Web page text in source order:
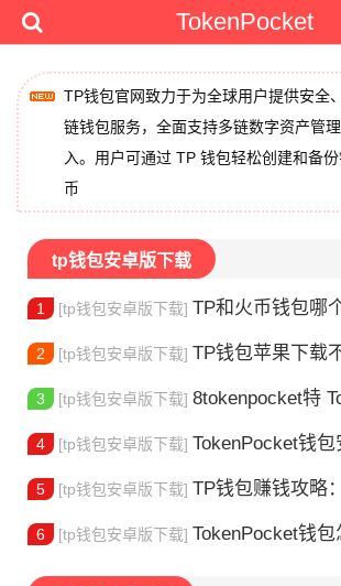
TokenPocket
TP钱包官网致力于为全球用户提供安全
链钱包服务，全面支持多链数字资产管
入。用户可通过 TP 钱包轻松创建和备
币
tp钱包安卓版下载
1 [tp钱包安卓版下载] TP和火币钱包哪个好用？
2 [tp钱包安卓版下载] TP钱包苹果下载不了？
3 [tp钱包安卓版下载] 8tokenpocket特 TokenPocket钱包特
4 [tp钱包安卓版下载] TokenPocket钱包安全吗
5 [tp钱包安卓版下载] TP钱包赚钱攻略：普通
6 [tp钱包安卓版下载] TokenPocket钱包怎么重置